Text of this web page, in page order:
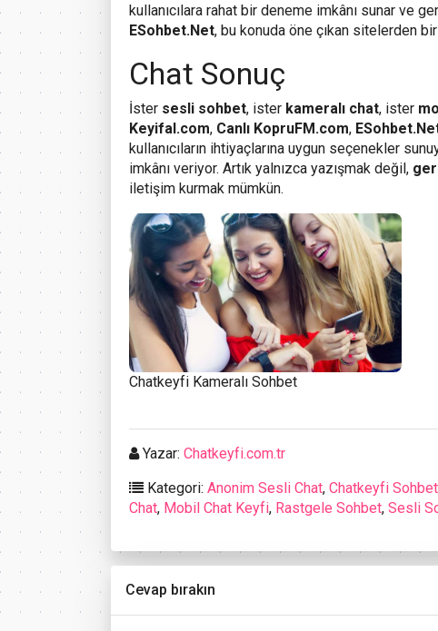
kullanıcılara rahat bir deneme imkânı sunar ve
ESohbet.Net, bu konuda öne çıkan sitelerden
Chat Sonuç
İster sesli sohbet, ister kameralı chat, ister
Keyifal.com, Canlı KopruFM.com,
kullanıcıların ihtiyaçlarına uygun seçenekler
imkânı veriyor. Artık yalnızca yazışmak değil,
iletişim kurmak mümkün.
Chatkeyfi Kameralı Sohbet
Yazar: Chatkeyfi.com.tr
Kategori: Anonim Sesli Chat, Chatkeyfi Sohbet
Chat, Mobil Chat Keyfi, Rastgele Sohbet, Sesli
Cevap bırakın